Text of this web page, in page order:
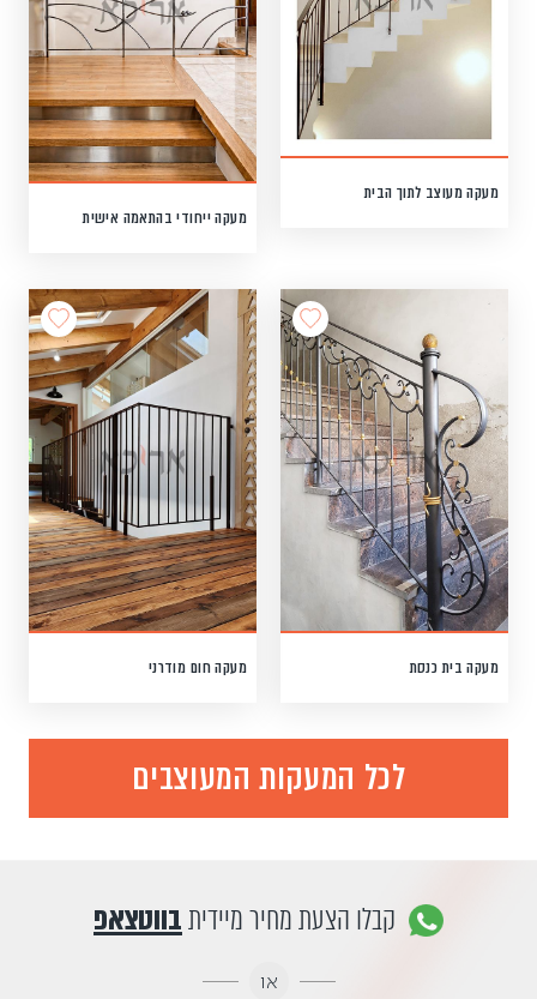
מעקה מעוצב לתוך הבית
מעקה ייחודי בהתאמה אישית
מעקה בית כנסת מעקה חום מודרני
לכל המעקות המעוצבים
קבלו הצעת מחיר מיידיתבווטצאפ
או